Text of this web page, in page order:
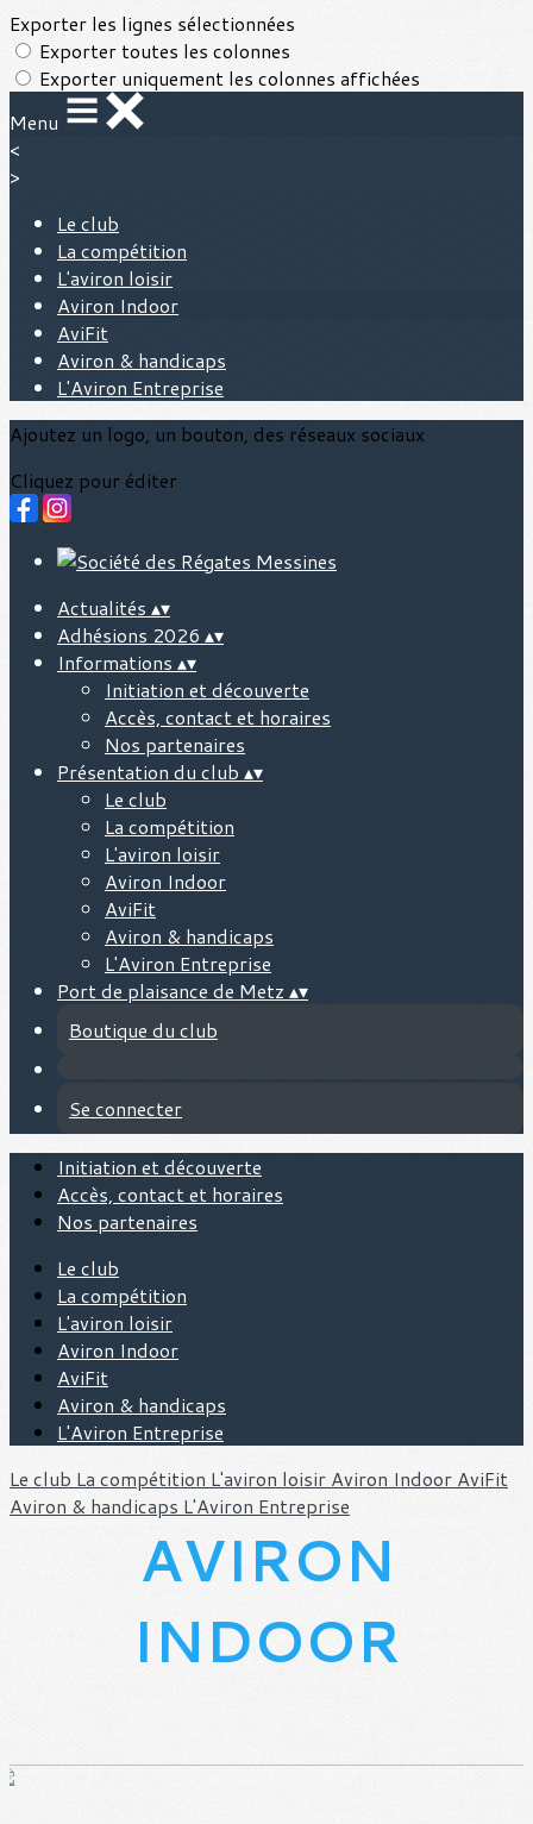
Exporter les lignes sélectionnées
Exporter toutes les colonnes
Exporter uniquement les colonnes affichées
Menu
<
>
Le club
La compétition
L'aviron loisir
Aviron Indoor
AviFit
Aviron & handicaps
L'Aviron Entreprise
Ajoutez un logo, un bouton, des réseaux sociaux
Cliquez pour éditer
Actualités ▴▾
Adhésions 2026 ▴▾
Informations ▴▾
Initiation et découverte
Accès, contact et horaires
Nos partenaires
Présentation du club ▴▾
Le club
La compétition
L'aviron loisir
Aviron Indoor
AviFit
Aviron & handicaps
L'Aviron Entreprise
Port de plaisance de Metz ▴▾
Boutique du club
Se connecter
Initiation et découverte
Accès, contact et horaires
Nos partenaires
Le club
La compétition
L'aviron loisir
Aviron Indoor
AviFit
Aviron & handicaps
L'Aviron Entreprise
Le club La compétition L'aviron loisir Aviron Indoor AviFit
Aviron & handicaps L'Aviron Entreprise
AVIRON
INDOOR